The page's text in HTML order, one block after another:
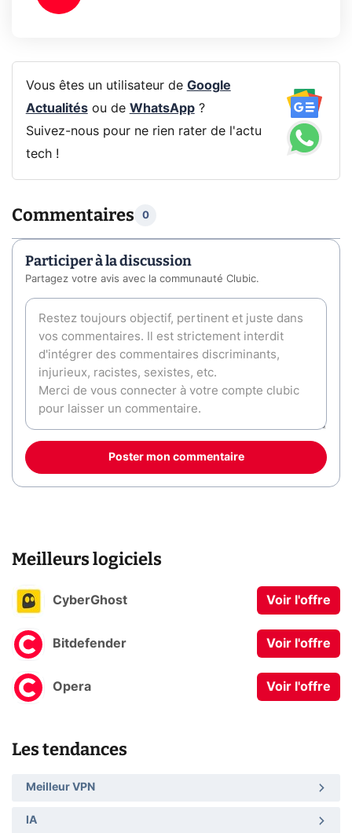
Vous êtes un utilisateur de Google
Actualitésou de WhatsApp?
Suivez-nous pour ne rien rater de l'actu
tech !
Commentaires 0
Participer à la discussion
Partagez votre avis avec la communauté Clubic.
Poster mon commentaire
Meilleurs logiciels
CyberGhost Voir l'offre
Bitdefender Voir l'offre
Opera Voir l'offre
Les tendances
Meilleur VPN
IA